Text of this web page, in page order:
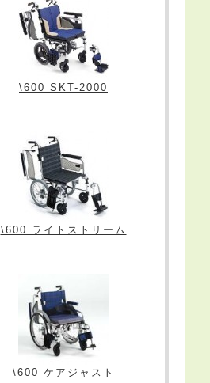
\600 SKT-2000
\600 ライトストリーム
\600 ケアジャスト